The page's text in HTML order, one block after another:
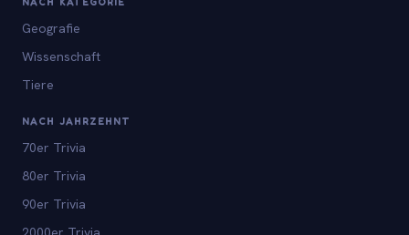
Geografie
Wissenschaft
Tiere
NACH JAHRZEHNT
70er Trivia
80er Trivia
90er Trivia